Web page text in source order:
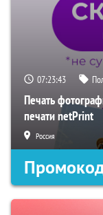
07:23:42
Печать
печати netPrint
Россия